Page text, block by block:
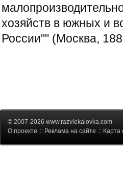
хозяйств в южных и
России"" (Москва,
© 2007-2026 www.razvlekalovka.com
О проекте :: Реклама на сайте :: Карта